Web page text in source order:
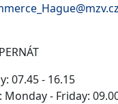
07.45 - 16.15
- Friday: